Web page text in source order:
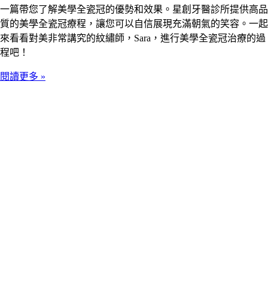
一篇帶您了解美學全瓷冠的優勢和效果。星創牙醫診所提供高品
質的美學全瓷冠療程，讓您可以自信展現充滿朝氣的笑容。一起
來看看對美非常講究的紋繡師，Sara，進行美學全瓷冠治療的過
程吧！
閱讀更多 »